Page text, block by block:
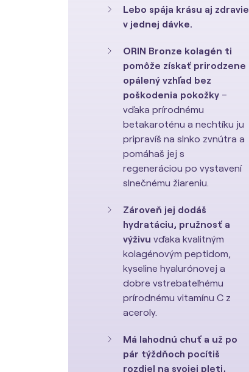
Lebo spája krásu aj zdravie
v jednej dávke.
ORIN Bronze kolagén ti
pomôže získať prirodzene
opálený vzhľad bez
poškodenia pokožky –
vďaka prírodnému
betakaroténu a nechtíku ju
pripravíš na slnko zvnútra a
pomáhaš jej s
regeneráciou po vystavení
slnečnému žiareniu.
Zároveň jej dodáš
hydratáciu, pružnosť a
výživu vďaka kvalitným
kolagénovým peptidom,
kyseline hyalurónovej a
dobre vstrebateľnému
prírodnému vitamínu C z
aceroly.
Má lahodnú chuť a už po
pár týždňoch pocítiš
rozdiel na svojej pleti,